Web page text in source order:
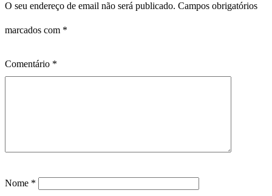
O seu endereço de email não será publicado. Campos obrigatórios
marcados com *
Comentário *
Nome *